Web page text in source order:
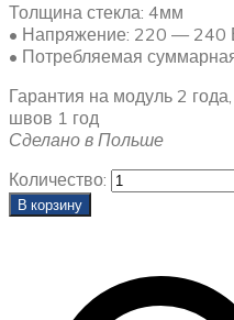
Толщина стекла: 4мм
• Напряжение: 220 — 240
• Потребляемая
Гарантия на модуль 2
швов 1 год
Сделано в Польше
Количество:
В корзину